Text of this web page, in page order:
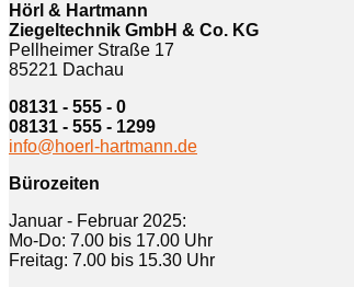
Hörl & Hartmann
Ziegeltechnik GmbH & Co. KG
Pellheimer Straße 17
85221 Dachau
08131 - 555 - 0
08131 - 555 - 1299
info@hoerl-hartmann.de
Bürozeiten
Januar - Februar 2025:
Mo-Do: 7.00 bis 17.00 Uhr
Freitag: 7.00 bis 15.30 Uhr